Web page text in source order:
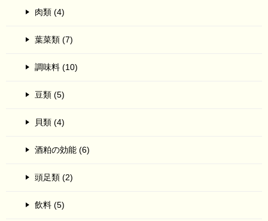
肉類 (4)
葉菜類 (7)
調味料 (10)
豆類 (5)
貝類 (4)
酒粕の効能 (6)
頭足類 (2)
飲料 (5)